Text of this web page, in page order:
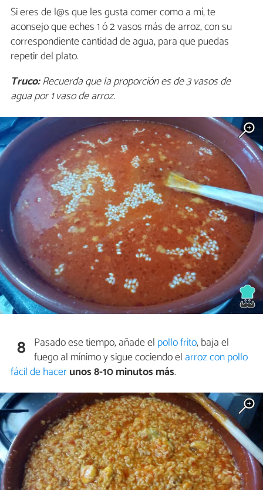
Si eres de l@s que les gusta comer como a mí, te
aconsejo que eches 1 ó 2 vasos más de arroz, con su
correspondiente cantidad de agua, para que puedas
repetir del plato.
Truco:Recuerda que la proporción es de 3 vasos de
agua por 1 vaso de arroz.
8 Pasado ese tiempo, añade el pollo frito, baja el
fuego al mínimo y sigue cociendo el arroz con pollo
fácil de hacerunos 8-10 minutos más.